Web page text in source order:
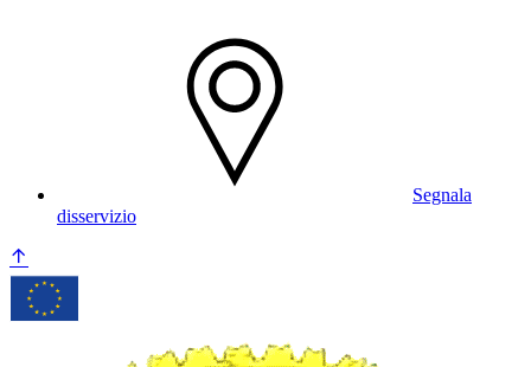
Segnala
disservizio